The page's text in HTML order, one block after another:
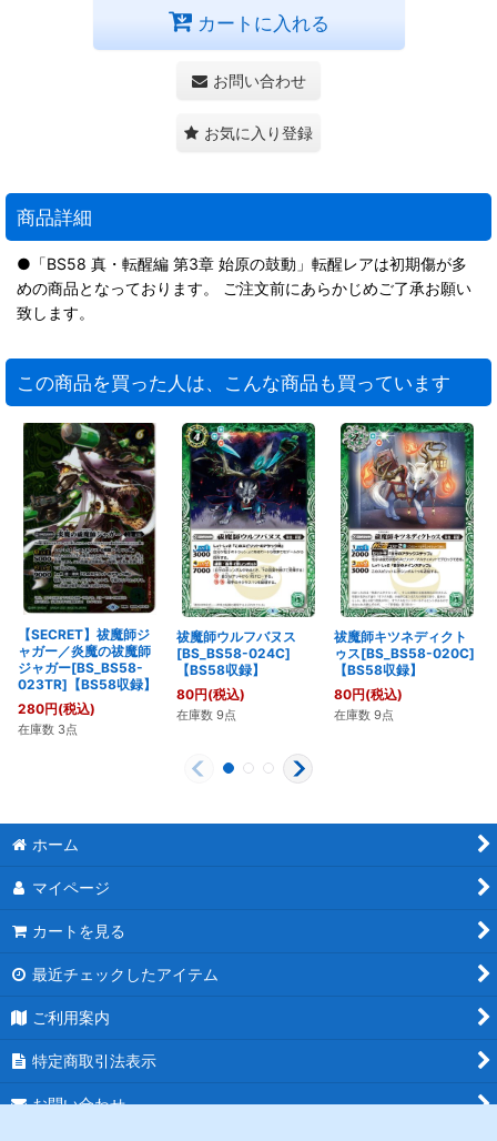
カートに入れる
お問い合わせ
お気に入り登録
商品詳細
●「BS58 真・転醒編 第3章 始原の鼓動」転醒レアは初期傷が多
めの商品となっております。 ご注文前にあらかじめご了承お願い
致します。
この商品を買った人は、こんな商品も買っています
【SECRET】祓魔師ジ
ャガー／炎魔の祓魔師
ジャガー[BS_BS58-
023TR]【BS58収録】
280円(税込)
在庫数 3点
祓魔師ウルフバヌス
[BS_BS58-024C]
【BS58収録】
80円(税込)
在庫数 9点
祓魔師キツネディクト
ゥス[BS_BS58-020C]
【BS58収録】
80円(税込)
在庫数 9点
ホーム
マイページ
カートを見る
最近チェックしたアイテム
ご利用案内
特定商取引法表示
お問い合わせ